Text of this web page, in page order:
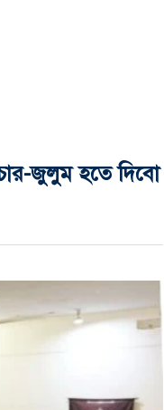
জুলুম হতে দিবো